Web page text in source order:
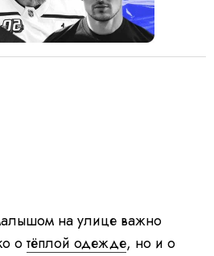
на улице важно
отёплой одежде, но и о